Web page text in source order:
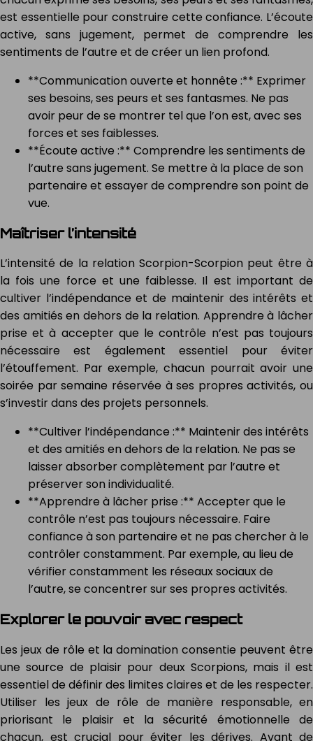
est essentielle pour construire cette confiance. L’écoute
active, sans jugement, permet de comprendre les
sentiments de l’autre et de créer un lien profond.
**Communication ouverte et honnête :** Exprimer
ses besoins, ses peurs et ses fantasmes. Ne pas
avoir peur de se montrer tel que l’on est, avec ses
forces et ses faiblesses.
**Écoute active :** Comprendre les sentiments de
l’autre sans jugement. Se mettre à la place de son
partenaire et essayer de comprendre son point de
vue.
Maîtriser l’intensité
L’intensité de la relation Scorpion-Scorpion peut être à
la fois une force et une faiblesse. Il est important de
cultiver l’indépendance et de maintenir des intérêts et
des amitiés en dehors de la relation. Apprendre à lâcher
prise et à accepter que le contrôle n’est pas toujours
nécessaire est également essentiel pour éviter
l’étouffement. Par exemple, chacun pourrait avoir une
soirée par semaine réservée à ses propres activités, ou
s’investir dans des projets personnels.
**Cultiver l’indépendance :** Maintenir des intérêts
et des amitiés en dehors de la relation. Ne pas se
laisser absorber complètement par l’autre et
préserver son individualité.
**Apprendre à lâcher prise :** Accepter que le
contrôle n’est pas toujours nécessaire. Faire
confiance à son partenaire et ne pas chercher à le
contrôler constamment. Par exemple, au lieu de
vérifier constamment les réseaux sociaux de
l’autre, se concentrer sur ses propres activités.
Explorer le pouvoir avec respect
Les jeux de rôle et la domination consentie peuvent être
une source de plaisir pour deux Scorpions, mais il est
essentiel de définir des limites claires et de les respecter.
Utiliser les jeux de rôle de manière responsable, en
priorisant le plaisir et la sécurité émotionnelle de
chacun, est crucial pour éviter les dérives. Avant de